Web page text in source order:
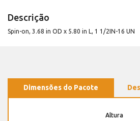
Descrição
Spin-on, 3.68 in OD x 5.80 in L, 1 1/2IN-16 UN
Dimensões do Pacote
Altura